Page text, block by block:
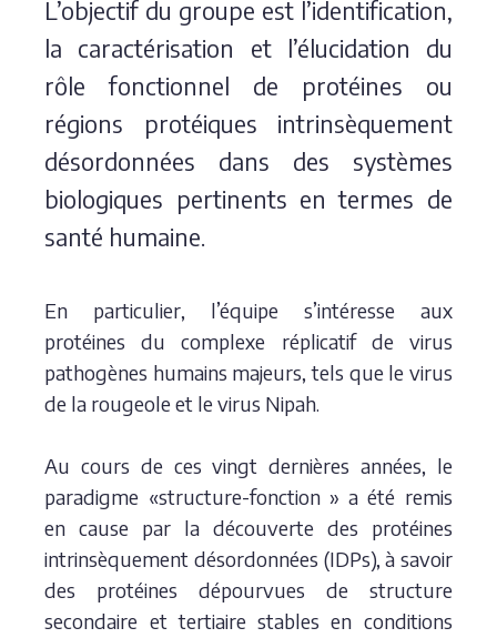
L’objectif du groupe est l’identification,
la caractérisation et l’élucidation du
rôle fonctionnel de protéines ou
régions protéiques intrinsèquement
désordonnées dans des systèmes
biologiques pertinents en termes de
santé humaine.
En particulier, l’équipe s’intéresse aux
protéines du complexe réplicatif de virus
pathogènes humains majeurs, tels que le virus
de la rougeole et le virus Nipah.
Au cours de ces vingt dernières années, le
paradigme «structure-fonction » a été remis
en cause par la découverte des protéines
intrinsèquement désordonnées (IDPs), à savoir
des protéines dépourvues de structure
secondaire et tertiaire stables en conditions